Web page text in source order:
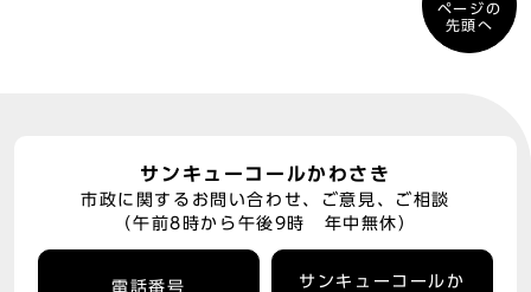
ページの
先頭へ
サンキューコールかわさき
市政に関するお問い合わせ、ご意見、ご相談
（午前8時から午後9時 年中無休）
電話番号
サンキューコールか